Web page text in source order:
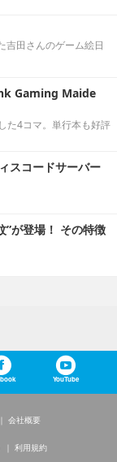
吉田さんのゲーム絵日
Gaming Maide
た4コマ。単行本も好評
スコードサーバー
”が登場！ その特徴
YouTube
会社概要
利用規約